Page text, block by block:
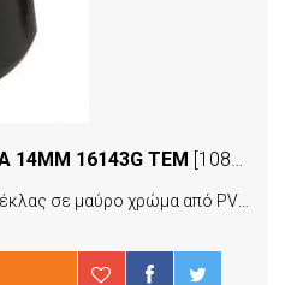
14MM 16143G ΤΕΜ [10894]